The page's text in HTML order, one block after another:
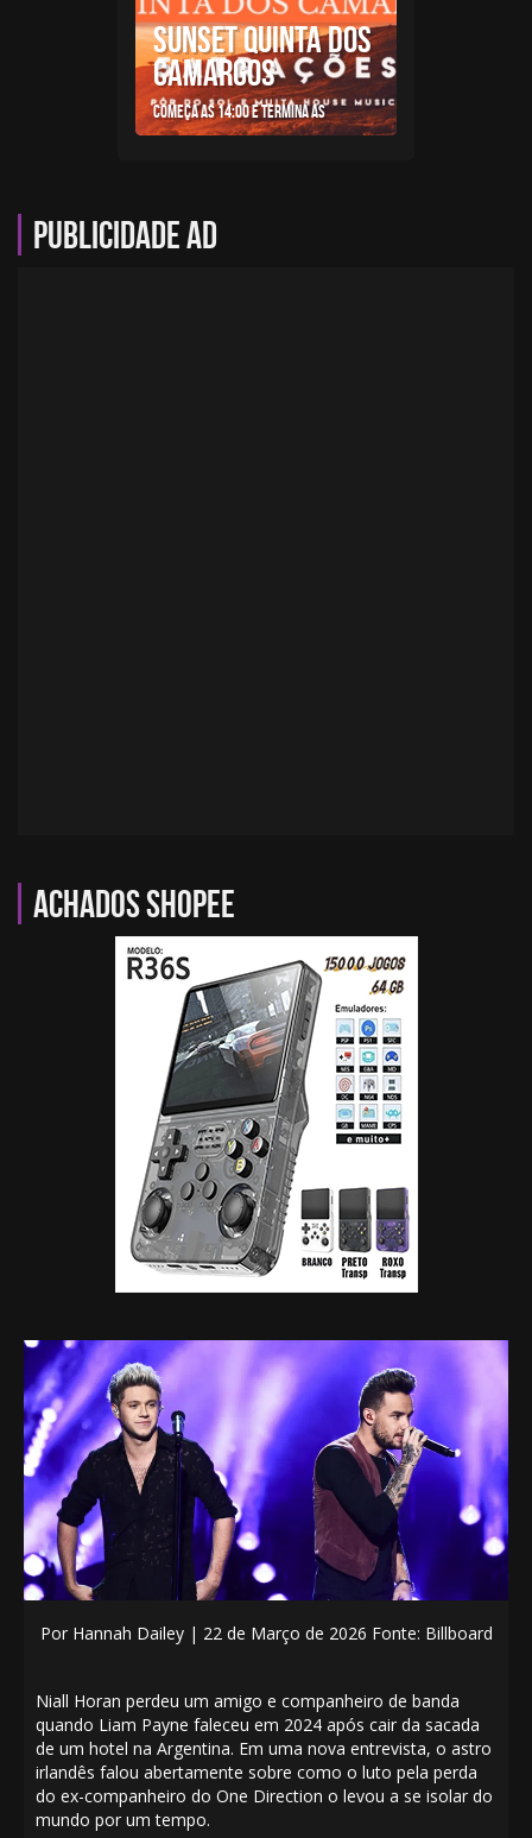
SUNSET QUINTA DOS
CAMARGOS
Começa as 14:00 e termina as
Publicidade AD
Achados Shopee
Por Hannah Dailey | 22 de Março de 2026 Fonte: Billboard
Niall Horan perdeu um amigo e companheiro de banda
quando Liam Payne faleceu em 2024 após cair da sacada
de um hotel na Argentina. Em uma nova entrevista, o astro
irlandês falou abertamente sobre como o luto pela perda
do ex-companheiro do One Direction o levou a se isolar do
mundo por um tempo.